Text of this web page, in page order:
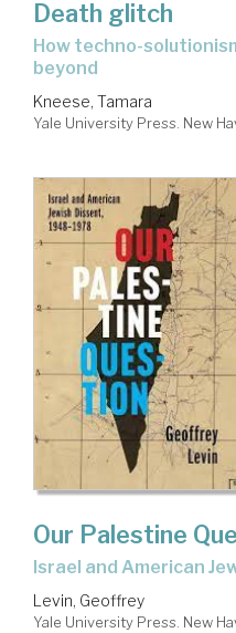
Death glitch
how techno-solutionism fails us in this life and
beyond
Kneese, Tamara
Yale University Press. New
Our Palestine
Israel and American
Levin, Geoffrey
Yale University Press. New